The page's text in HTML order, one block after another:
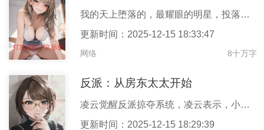
我的天上堕落的，最耀眼的明星，投落到人间，来拯救那诸多的人类。
更新时间：2025-12-15 18:33:47
网络 8十万字
反派：从房东太太开始
凌云觉醒反派掠夺系统，凌云表示，小孩子才做选择，我全都要！--
更新时间：2025-12-15 18:29:39